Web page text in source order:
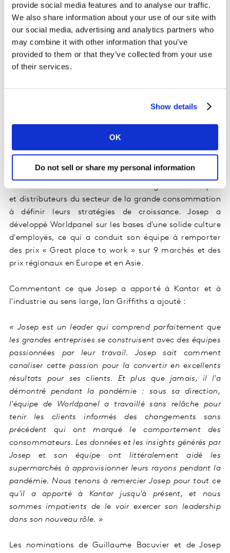
provide social media features and to analyse our traffic.
We also share information about your use of our site with
our social media, advertising and analytics partners who
may combine it with other information that you’ve
provided to them or that they’ve collected from your use
of their services.
Show details
OK
Do not sell or share my personal information
Kantar se félicite également de l'ascension de Josep
Montserrat au poste de Chairman de Worldpanel. Il
jouera un rôle de conseiller auprès de Guillaume et de
l'équipe de direction de Worldpanel, ce qui permettra à
Kantar et ses clients de continuer de bénéficier de son
expertise et de sa connaissance des consommateurs,
2007. En 14 ans, il a construit une entreprise de
renommée mondiale, et une référence dans l'industrie
des données et leur monétisation dans près de 50 pays.
monde entier et grâce au leadership de Josep, Kantar
est désormais en mesure d'aider les grandes marques
et distributeurs du secteur de la grande consommation
à définir leurs stratégies de croissance. Josep a
développé Worldpanel sur les bases d'une solide culture
d'employés, ce qui a conduit son équipe à remporter
des prix « Great place to work » sur 9 marchés et des
prix régionaux en Europe et en Asie.
Commentant ce que Josep a apporté à Kantar et à
l'industrie au sens large, Ian Griffiths a ajouté :
« Josep est un leader qui comprend parfaitement que
les grandes entreprises se construisent avec des équipes
passionnées par leur travail. Josep sait comment
canaliser cette passion pour la convertir en excellents
résultats pour ses clients. Et plus que jamais, il l'a
démontré pendant la pandémie : sous sa direction,
l'équipe de Worldpanel a travaillé sans relâche pour
tenir les clients informés des changements sans
précédent qui ont marqué le comportement des
consommateurs. Les données et les insights générés par
Josep et son équipe ont littéralement aidé les
supermarchés à approvisionner leurs rayons pendant la
pandémie. Nous tenons à remercier Josep pour tout ce
qu'il a apporté à Kantar jusqu'à présent, et nous
sommes impatients de le voir exercer son leadership
dans son nouveau rôle. »
Les nominations de Guillaume Bacuvier et de Josep